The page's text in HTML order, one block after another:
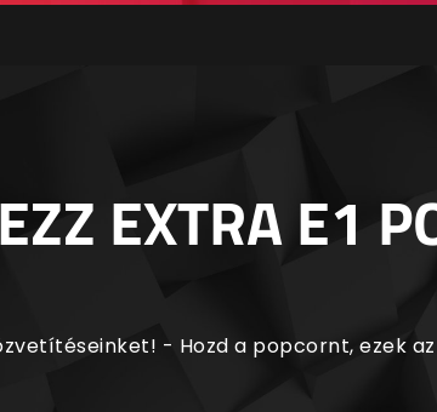
EXTRA E1
- Hozd a popcornt, ezek